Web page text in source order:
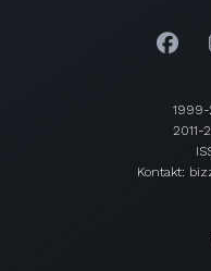
1999-
2011-
Kontakt: